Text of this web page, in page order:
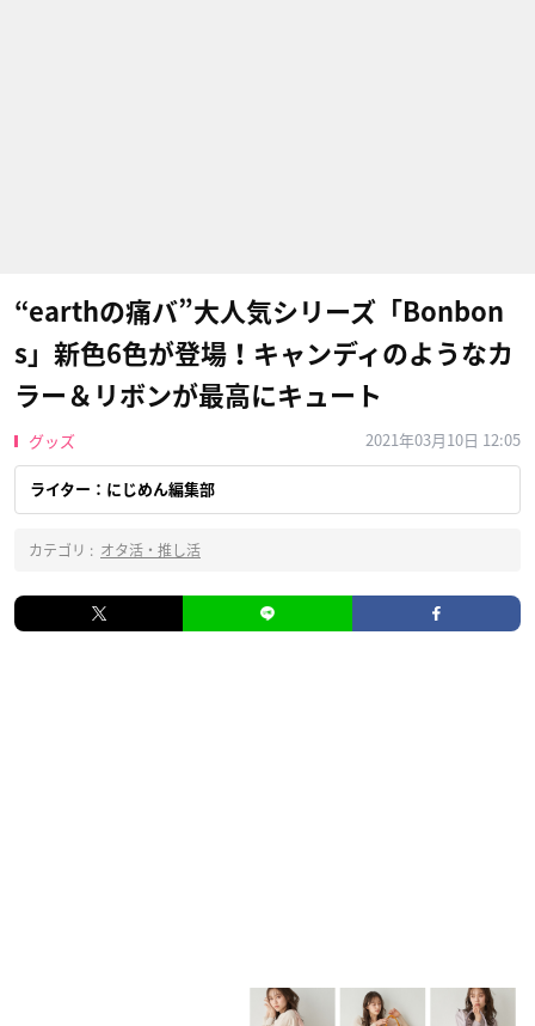
“earthの痛バ”大人気シリーズ「Bonbon
s」新色6色が登場！キャンディのようなカ
ラー＆リボンが最高にキュート
グッズ 2021年03月10日 12:05
ライター：にじめん編集部
カテゴリ : オタ活・推し活